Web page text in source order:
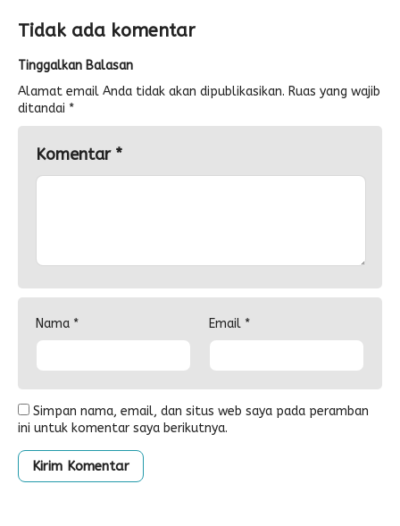
Tidak ada komentar
Tinggalkan Balasan
Alamat email Anda tidak akan dipublikasikan. Ruas yang wajib
ditandai *
Komentar *
Nama * Email *
Simpan nama, email, dan situs web saya pada peramban
ini untuk komentar saya berikutnya.